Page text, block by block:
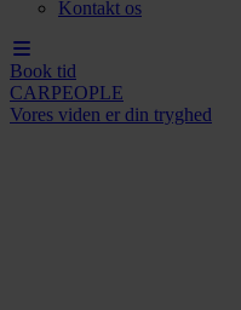
Kontakt os
Book tid
CARPEOPLE
Vores viden er din tryghed